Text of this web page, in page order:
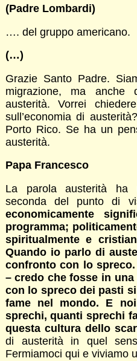
(Padre Lombardi)
…. del gruppo americano.
(…)
Grazie Santo Padre.
migrazione, ma anche
austerità. Vorrei
sull’economia di
Porto Rico. Se ha un
austerità.
Papa Francesco
La parola austerità ha
seconda del punto di
economicamente
programma;
spiritualmente e
Quando io parlo di
confronto con lo
– credo che fosse in
con lo spreco dei pasti
fame nel mondo. E
sprechi, quanti sprechi
questa cultura dello
di austerità in quel
Fermiamoci qui e viviamo